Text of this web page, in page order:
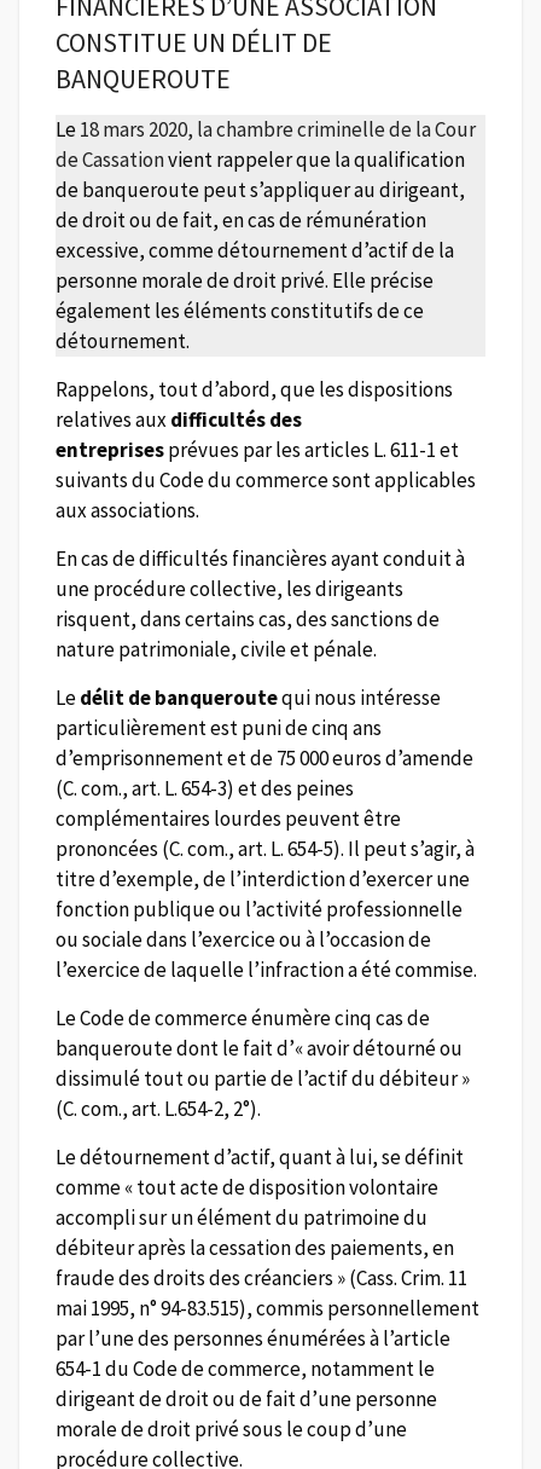
CONSTITUE UN DÉLIT DE
BANQUEROUTE
Le18 mars 2020, la chambre criminelle de la Cour
de Cassationvient rappeler que la qualification
de banqueroute peut s’appliquer au dirigeant,
de droit ou de fait, en cas de rémunération
excessive, comme détournement d’actif de la
personne morale de droit privé. Elle précise
également les éléments constitutifs de ce
détournement.
Rappelons, tout d’abord, que les dispositions
relatives auxdifficultés des
entreprisesprévues par les articles L. 611-1 et
suivants du Code du commerce sont applicables
aux associations.
En cas de difficultés financières ayant conduit à
une procédure collective, les dirigeants
risquent, dans certains cas, des sanctions de
nature patrimoniale, civile et pénale.
Ledélit de banqueroutequi nous intéresse
particulièrement est puni de cinq ans
d’emprisonnement et de 75 000 euros d’amende
(C. com., art. L. 654-3) et des peines
complémentaires lourdes peuvent être
prononcées (C. com., art. L. 654-5). Il peut s’agir, à
titre d’exemple, de l’interdiction d’exercer une
fonction publique ou l’activité professionnelle
ou sociale dans l’exercice ou à l’occasion de
l’exercice de laquelle l’infraction a été commise.
Le Code de commerce énumère cinq cas de
banqueroute dont le fait d’« avoir détourné ou
dissimulé tout ou partie de l’actif du débiteur »
(C. com., art. L.654-2, 2°).
Le détournement d’actif, quant à lui, se définit
comme « tout acte de disposition volontaire
accompli sur un élément du patrimoine du
débiteur après la cessation des paiements, en
fraude des droits des créanciers » (Cass. Crim. 11
mai 1995, n° 94-83.515), commis personnellement
par l’une des personnes énumérées à l’article
654-1 du Code de commerce, notamment le
dirigeant de droit ou de fait d’une personne
morale de droit privé sous le coup d’une
procédure collective.